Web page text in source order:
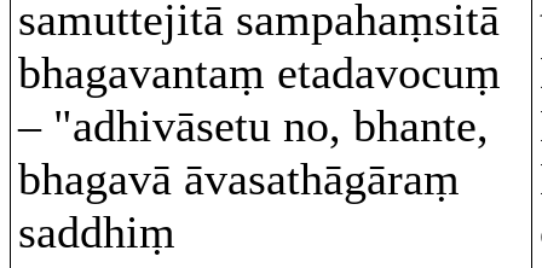
samuttejitā sampahaṃsitā
bhagavantaṃ etadavocuṃ
– "adhivāsetu no, bhante,
bhagavā āvasathāgāraṃ
saddhiṃ